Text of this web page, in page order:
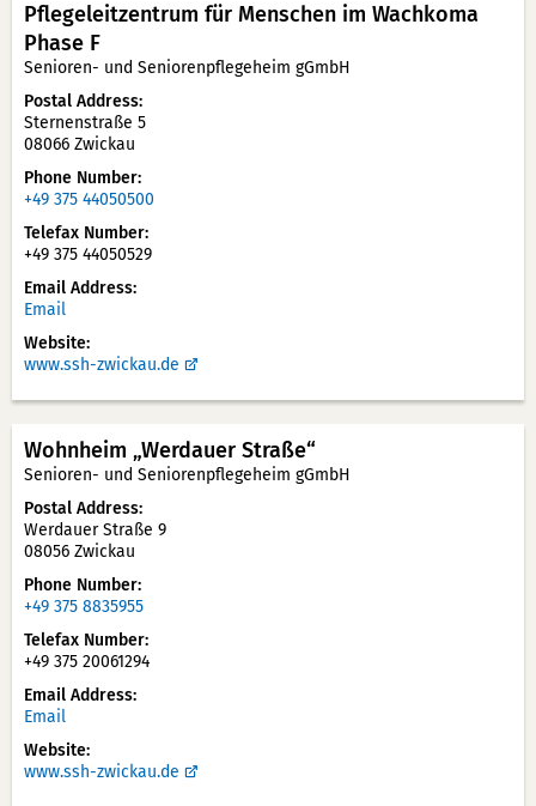
Pflegeleitzentrum für Menschen im Wachkoma
Phase F
Senioren- und Seniorenpflegeheim gGmbH
Postal Address
Sternenstraße 5
08066 Zwickau
Phone Number
+49 375 44050500
Telefax Number
+49 375 44050529
Email Address
Email
Website
www.ssh-zwickau.de
Wohnheim „Werdauer Straße“
Senioren- und Seniorenpflegeheim gGmbH
Postal Address
Werdauer Straße 9
08056 Zwickau
Phone Number
+49 375 8835955
Telefax Number
+49 375 20061294
Email Address
Email
Website
www.ssh-zwickau.de